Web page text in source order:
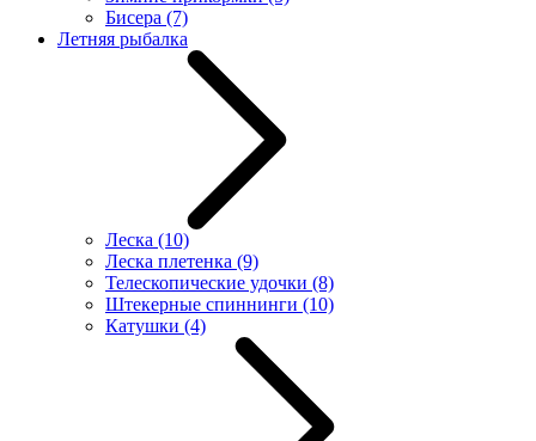
Бисера (7)
Летняя рыбалка
Леска (10)
Леска плетенка (9)
Телескопические удочки (8)
Штекерные спиннинги (10)
Катушки (4)